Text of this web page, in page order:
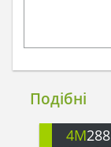
Подібні
4M288